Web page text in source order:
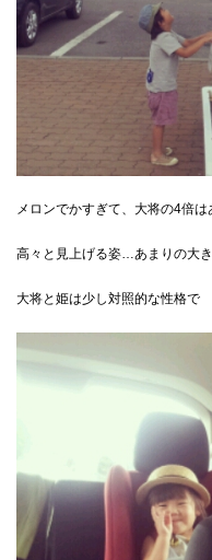
メロンでかすぎて、大将の4倍は
高々と見上げる姿…あまりの大
大将と姫は少し対照的な性格で